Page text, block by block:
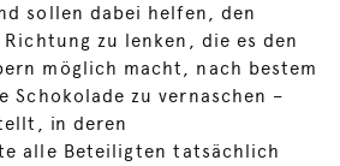
sollen dabei helfen, den
zu lenken, die es den
möglich macht, nach bestem
Schokolade zu vernaschen –
in deren
alle Beteiligten tatsächlich